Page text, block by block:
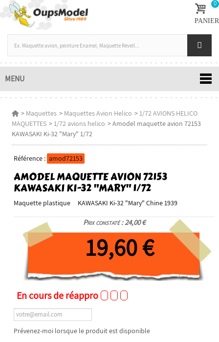
0
PANIER
MENU
> Maquettes > Maquettes Avion Helico >1/72 AVIONS HELICO
MAQUETTES >1/72 avions helico >Amodel maquette avion 72153
KAWASAKI Ki-32 "Mary" 1/72
Référence : amod72153
AMODEL MAQUETTE AVION 72153
KAWASAKI KI-32 "MARY" 1/72
Maquette plastique KAWASAKI Ki-32 "Mary" Chine 1939
Prix constaté : 24,00 €
19,60 €
En cours de réappro
Prévenez-moi lorsque le produit est disponible